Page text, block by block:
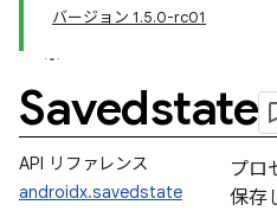
バージョン 1.5.0-rc01
Savedstate
API リファレンス
androidx.savedstate
プロ
保存